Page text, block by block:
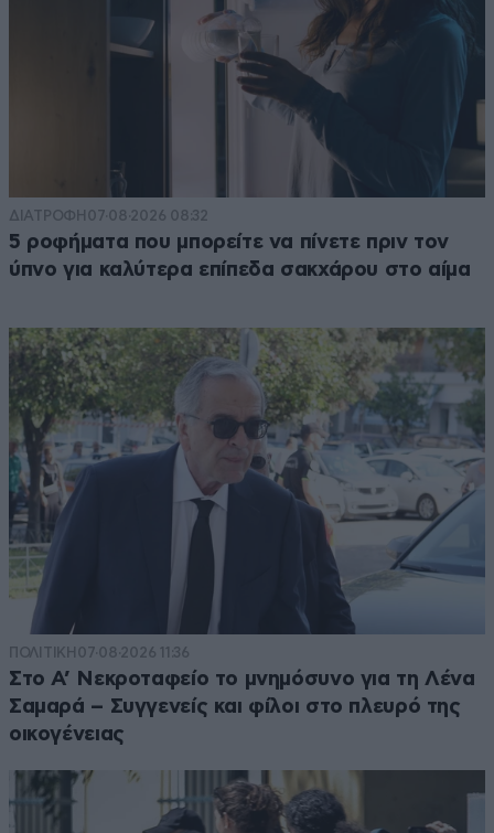
ΔΙΑΤΡΟΦΗ 07·08·2026 08:32
5 ροφήματα που μπορείτε να πίνετε πριν τον
ύπνο για καλύτερα επίπεδα σακχάρου στο αίμα
ΠΟΛΙΤΙΚΗ 07·08·2026 11:36
Στο Α’ Νεκροταφείο το μνημόσυνο για τη Λένα
Σαμαρά – Συγγενείς και φίλοι στο πλευρό της
οικογένειας